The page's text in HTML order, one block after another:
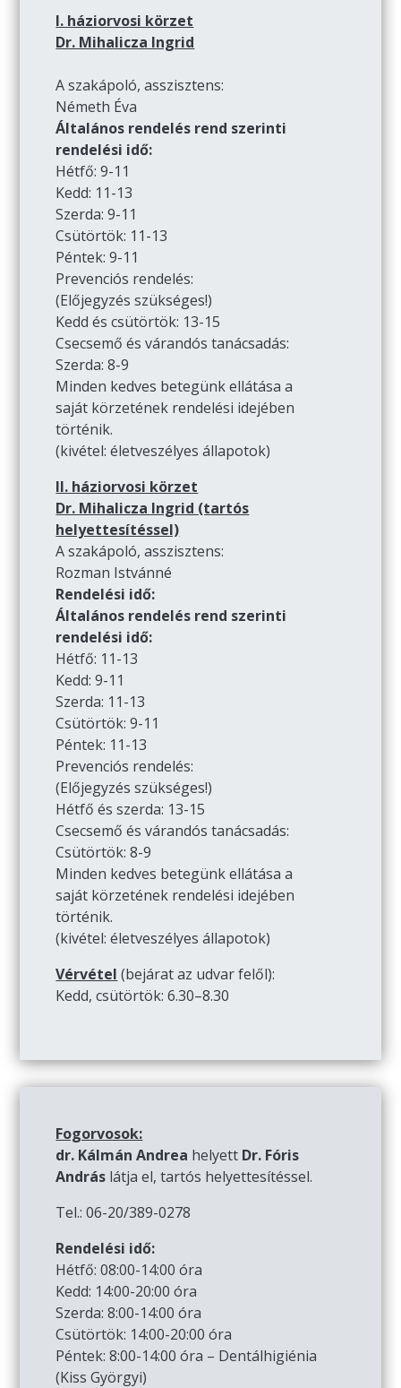
I. háziorvosi körzet
Dr. Mihalicza Ingrid
A szakápoló, asszisztens:
Németh Éva
Általános rendelés rend szerinti
rendelési idő:
Hétfő: 9-11
Kedd: 11-13
Szerda: 9-11
Csütörtök: 11-13
Péntek: 9-11
Prevenciós rendelés:
(Előjegyzés szükséges!)
Kedd és csütörtök: 13-15
Csecsemő és várandós tanácsadás:
Szerda: 8-9
Minden kedves betegünk ellátása a
saját körzetének rendelési idejében
történik.
(kivétel: életveszélyes állapotok)
II. háziorvosi körzet
Dr. Mihalicza Ingrid (tartós
helyettesítéssel)
A szakápoló, asszisztens:
Rozman Istvánné
Rendelési idő:
Általános rendelés rend szerinti
rendelési idő:
Hétfő: 11-13
Kedd: 9-11
Szerda: 11-13
Csütörtök: 9-11
Péntek: 11-13
Prevenciós rendelés:
(Előjegyzés szükséges!)
Hétfő és szerda: 13-15
Csecsemő és várandós tanácsadás:
Csütörtök: 8-9
Minden kedves betegünk ellátása a
saját körzetének rendelési idejében
történik.
(kivétel: életveszélyes állapotok)
Vérvétel (bejárat az udvar felől):
Kedd, csütörtök: 6.30–8.30
Fogorvosok:
dr. Kálmán Andrea helyett Dr. Fóris
András látja el, tartós helyettesítéssel.
Tel.: 06-20/389-0278
Rendelési idő:
Hétfő: 08:00-14:00 óra
Kedd: 14:00-20:00 óra
Szerda: 8:00-14:00 óra
Csütörtök: 14:00-20:00 óra
Péntek: 8:00-14:00 óra – Dentálhigiénia
(Kiss Györgyi)